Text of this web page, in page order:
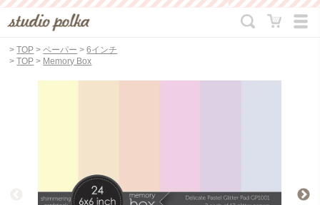
>TOP >ペーパー >6インチ
>TOP > Memory Box